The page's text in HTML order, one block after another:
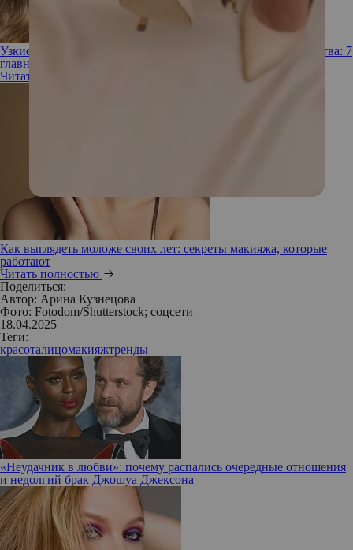
Узкие брови, покусанные губы и отказ от тонального средства: 7
главных трендов в макияже этой весны
Читать полностью
Как выглядеть моложе своих лет: секреты макияжа, которые
работают
Читать полностью
Поделиться:
Автор: Арина Кузнецова
Фото: Fotodom/Shutterstock; соцсети
18.04.2025
Теги:
красоталицомакияжтренды
«Неудачник в любви»: почему распались очередные отношения
и недолгий брак Джошуа Джексона